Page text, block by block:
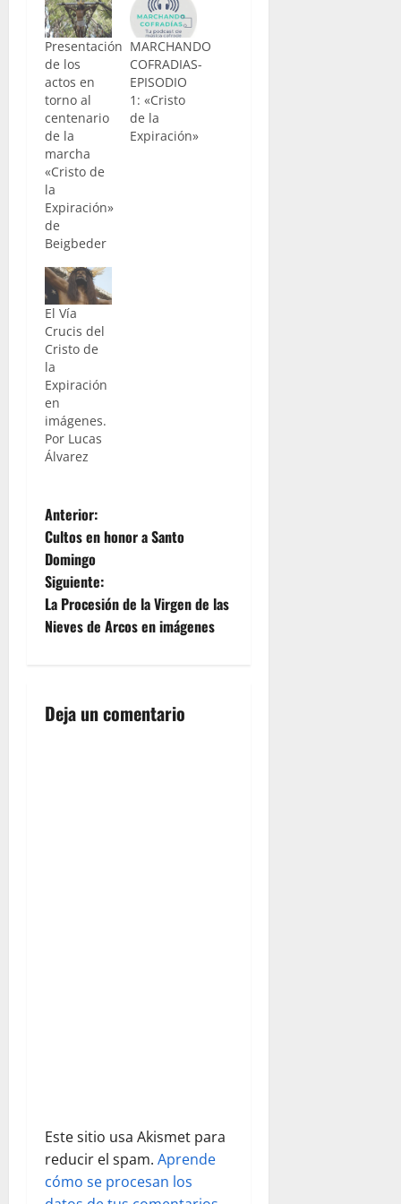
Presentación
de los
actos en
torno al
centenario
de la
marcha
«Cristo de
la
Expiración»
de
Beigbeder
MARCHANDO
COFRADIAS-
EPISODIO
1: «Cristo
de la
Expiración»
El Vía
Crucis del
Cristo de
la
Expiración
en
imágenes.
Por Lucas
Álvarez
N
a
v
e
a
a
d
Anterior:
Cultos en honor a Santo
Domingo
Siguiente:
La Procesión de la Virgen de las
Nieves de Arcos en imágenes
Deja un comentario
Este sitio usa Akismet para
reducir el spam. Aprende
cómo se procesan los